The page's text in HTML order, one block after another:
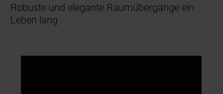
Robuste und elegante Raumübergänge ein
Leben lang